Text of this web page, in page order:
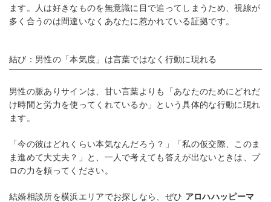
ます。人は好きなものを無意識に目で追ってしまうため、視線が
多く合うのは間違いなくあなたに惹かれている証拠です。
結び：男性の「本気度」は言葉ではなく行動に現れる
男性の脈ありサインは、甘い言葉よりも「あなたのためにどれだ
け時間と労力を使ってくれているか」という具体的な行動に現れ
ます。
「今の彼はどれくらい本気なんだろう？」「私の仮交際、このま
ま進めて大丈夫？」と、一人で考えても答えが出ないときは、プ
ロの力を頼ってください。
結婚相談所を横浜エリアでお探しなら、ぜひ アロハハッピーマ